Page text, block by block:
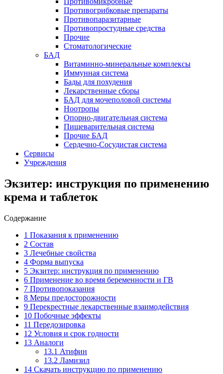
Противогрибковые препараты
Противопаразитарные
Противопростудные средства
Прочие
Стоматологические
БАД
Витаминно-минеральные комплексы
Иммунная система
Бады для похудения
Лекарственные сборы
БАД для мочеполовой системы
Ноотропы
Опорно-двигательная система
Пищеварительная система
Прочие БАД
Сердечно-Сосудистая система
Сервисы
Учреждения
Экзитер: инструкция по применению
крема и таблеток
Содержание
1 Показания к применению
2 Состав
3 Лечебные свойства
4 Форма выпуска
5 Экзитер: инструкция по применению
6 Применение во время беременности и ГВ
7 Противопоказания
8 Меры предосторожности
9 Перекрестные лекарственные взаимодействия
10 Побочные эффекты
11 Передозировка
12 Условия и срок годности
13 Аналоги
13.1 Атифин
13.2 Ламизил
14 Скачать инструкцию по применению